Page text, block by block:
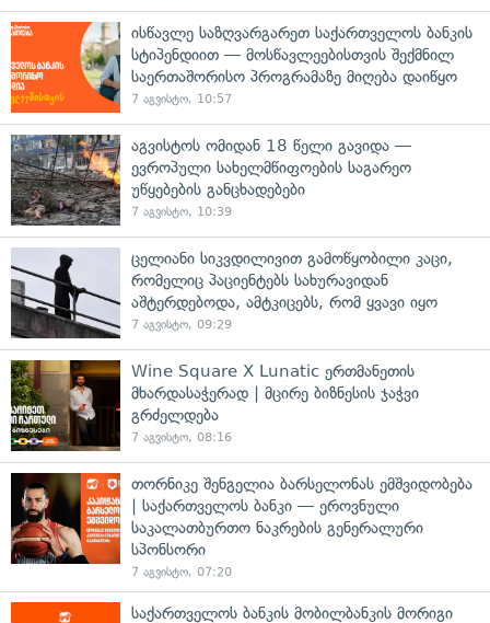
ისწავლე საზღვარგარეთ საქართველოს ბანკის
სტიპენდიით — მოსწავლეებისთვის შექმნილ
საერთაშორისო პროგრამაზე მიღება დაიწყო
7 აგვისტო, 10:57
აგვისტოს ომიდან 18 წელი გავიდა —
ევროპული სახელმწიფოების საგარეო
უწყებების განცხადებები
7 აგვისტო, 10:39
ცელიანი სიკვდილივით გამოწყობილი კაცი,
რომელიც პაციენტებს სახურავიდან
აშტერდებოდა, ამტკიცებს, რომ ყვავი იყო
7 აგვისტო, 09:29
Wine Square X Lunatic ერთმანეთის
მხარდასაჭერად | მცირე ბიზნესის ჯაჭვი
გრძელდება
7 აგვისტო, 08:16
თორნიკე შენგელია ბარსელონას ემშვიდობება
| საქართველოს ბანკი — ეროვნული
საკალათბურთო ნაკრების გენერალური
სპონსორი
7 აგვისტო, 07:20
საქართველოს ბანკის მობილბანკის მორიგი